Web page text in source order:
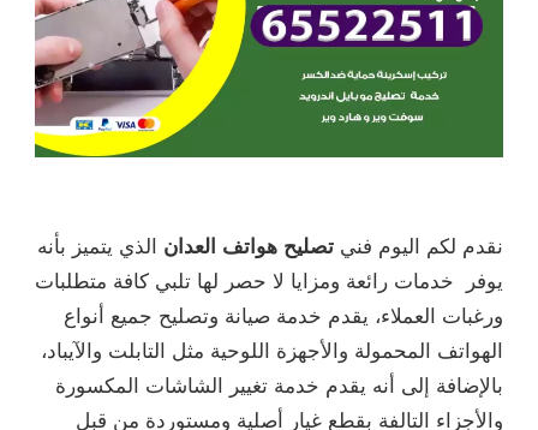
نقدم لكم اليوم فني تصليح هواتف العدان الذي يتميز بأنه
يوفر خدمات رائعة ومزايا لا حصر لها تلبي كافة متطلبات
ورغبات العملاء، يقدم خدمة صيانة وتصليح جميع أنواع
الهواتف المحمولة والأجهزة اللوحية مثل التابلت والآيباد،
بالإضافة إلى أنه يقدم خدمة تغيير الشاشات المكسورة
والأجزاء التالفة بقطع غيار أصلية ومستوردة من قبل